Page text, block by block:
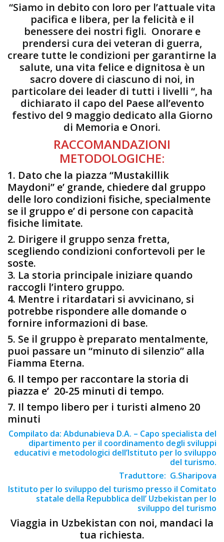
“Siamo in debito con loro per l’attuale vita
pacifica e libera, per la felicità e il
benessere dei nostri figli. Onorare e
prendersi cura dei veteran di guerra,
creare tutte le condizioni per garantirne la
salute, una vita felice e dignitosa è un
sacro dovere di ciascuno di noi, in
particolare dei leader di tutti i livelli “, ha
dichiarato il capo del Paese all’evento
festivo del 9 maggio dedicato alla Giorno
di Memoria e Onori.
RACCOMANDAZIONI
METODOLOGICHE:
1. Dato che la piazza “Mustakillik
Maydoni” e’ grande, chiedere dal gruppo
delle loro condizioni fisiche, specialmente
se il gruppo e’ di persone con capacità
fisiche limitate.
2. Dirigere il gruppo senza fretta,
scegliendo condizioni confortevoli per le
soste.
3. La storia principale iniziare quando
raccogli l’intero gruppo.
4. Mentre i ritardatari si avvicinano, si
potrebbe rispondere alle domande o
fornire informazioni di base.
5. Se il gruppo è preparato mentalmente,
puoi passare un “minuto di silenzio” alla
Fiamma Eterna.
6. Il tempo per raccontare la storia di
piazza e’ 20-25 minuti di tempo.
7. Il tempo libero per i turisti almeno 20
minuti
Compilato da: Abdunabieva D.A. – Capo specialista del
dipartimento per il coordinamento degli sviluppi
educativi e metodologici dell’Istituto per lo sviluppo
del turismo.
Traduttore: G.Sharipova
Istituto per lo sviluppo del turismo presso il Comitato
statale della Repubblica dell’ Uzbekistan per lo
sviluppo del turismo
Viaggia in Uzbekistan con noi, mandaci la
tua richiesta.